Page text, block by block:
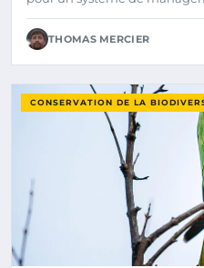
THOMAS MERCIER
CONSERVATION DE LA